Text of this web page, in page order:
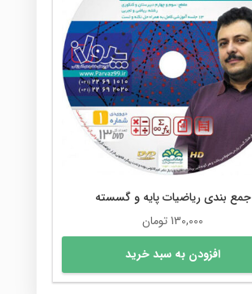
جمع بندی ریاضیات پایه و گسسته
130,000تومان
افزودن به سبد خرید